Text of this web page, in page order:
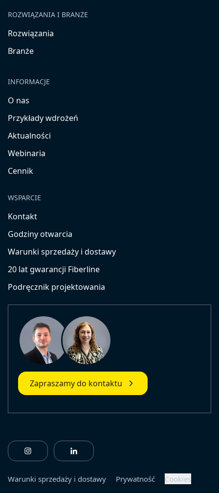
ROZWIĄZANIA I BRANŻE
Rozwiązania
Branże
INFORMACJE
O nas
Przykłady wdrożeń
Aktualności
Webinaria
Cennik
WSPARCIE
Kontakt
Godziny otwarcia
Warunki sprzedaży i dostawy
20 lat gwarancji Fiberline
Podręcznik projektowania
Zapraszamy do kontaktu
https://www.instagram.com/
https://www.linkedin.com/company/
Warunki sprzedaży i dostawy Prywatność Cookies